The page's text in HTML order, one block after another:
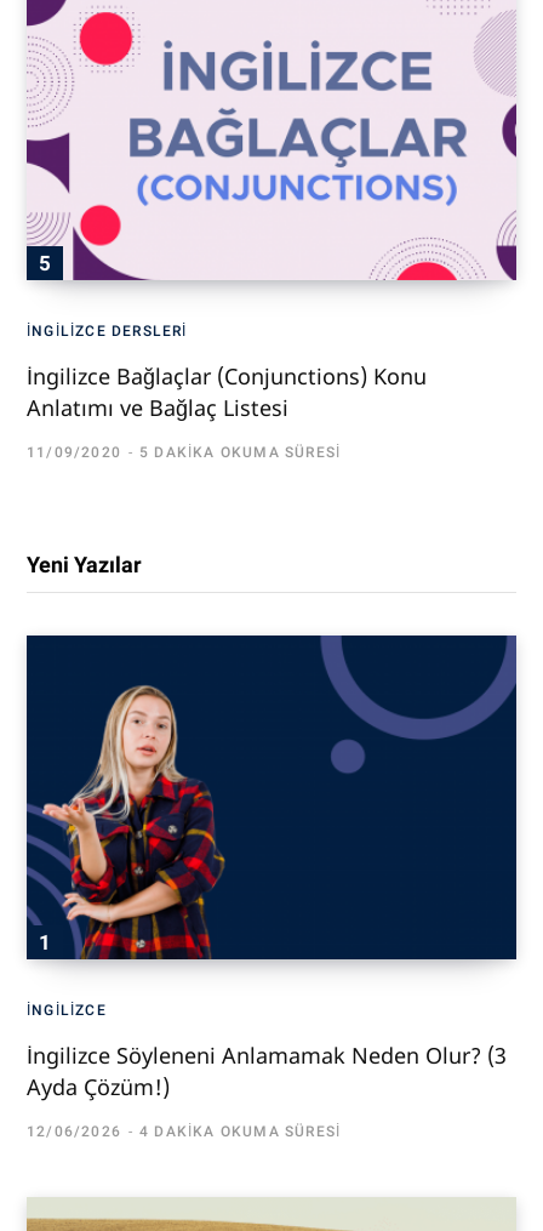
İNGILIZCE DERSLERI
İngilizce Bağlaçlar (Conjunctions) Konu
Anlatımı ve Bağlaç Listesi
11/09/2020 5 DAKIKA OKUMA SÜRESI
Yeni Yazılar
İNGILIZCE
İngilizce Söyleneni Anlamamak Neden Olur? (3
Ayda Çözüm!)
12/06/2026 4 DAKIKA OKUMA SÜRESI